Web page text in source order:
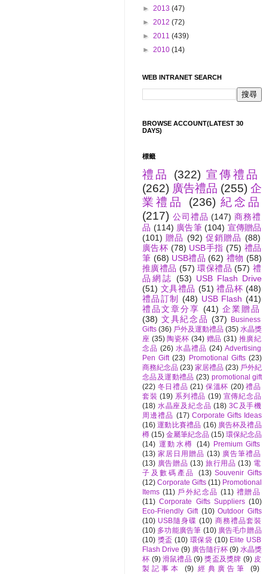
► 2013 (47)
► 2012 (72)
► 2011 (439)
► 2010 (14)
WEB INTRANET SEARCH
BROWSE ACCOUNT(LATEST 30
DAYS)
標籤
禮品 (322) 宣傳禮品
(262) 廣告禮品 (255) 企
業禮品
(236) 紀念品
(217) 公司禮品 (147) 商務禮
品 (114) 廣告筆 (104) 宣傳贈品
(101) 贈品 (92) 促銷贈品 (88)
廣告杯 (78) USB手指 (75) 禮品
筆 (68) USB禮品 (62) 禮物 (58)
推廣禮品 (57) 環保禮品 (57) 禮
品網誌 (53) USB Flash Drive
(51) 文具禮品 (51) 禮品杯 (48)
禮品訂制
(48) USB Flash (41)
禮品文章分享 (41) 企業贈品
(38) 文具紀念品 (37)
Business
Gifts (36) 戶外及運動禮品 (35) 水晶獎
座 (35) 陶瓷杯 (34) 赠品 (31) 推廣紀
念品 (26) 水晶禮品 (24) Advertising
Pen Gift (23) Promotional Gifts (23)
商務紀念品 (23) 家居禮品 (23) 戶外紀
念品及運動禮品 (23) promotional gift
(22) 冬日禮品 (21) 保溫杯 (20) 禮品
套裝 (19) 系列禮品 (19) 宣傳紀念品
(18) 水晶座及紀念品 (18) 3C及手機
周邊禮品 (17) Corporate Gifts Ideas
(16) 運動比賽禮品 (16) 廣告杯及禮品
樽 (15) 金屬筆紀念品 (15) 環保紀念品
(14) 運動水樽 (14) Premium Gifts
(13) 家居日用贈品 (13) 廣告筆禮品
(13) 廣告贈品 (13) 旅行用品 (13) 電
子及數碼產品
(13) Souvenir Gifts
(12) Corporate Gifts (11) Promotional
Items (11) 戶外紀念品 (11) 禮贈品
(11) Corporate Gifts Suppliers (10)
Eco-Friendly Gift (10) Outdoor Gifts
(10) USB隨身碟 (10) 商務禮品套裝
(10) 多功能廣告筆 (10) 廣告毛巾贈品
(10) 獎盃 (10) 環保袋 (10) Elite USB
Flash Drive (9) 廣告隨行杯 (9) 水晶獎
杯 (9) 滑鼠禮品 (9) 獎盃及獎牌 (9) 皮
製記事本
(9) 經典廣告筆 (9)